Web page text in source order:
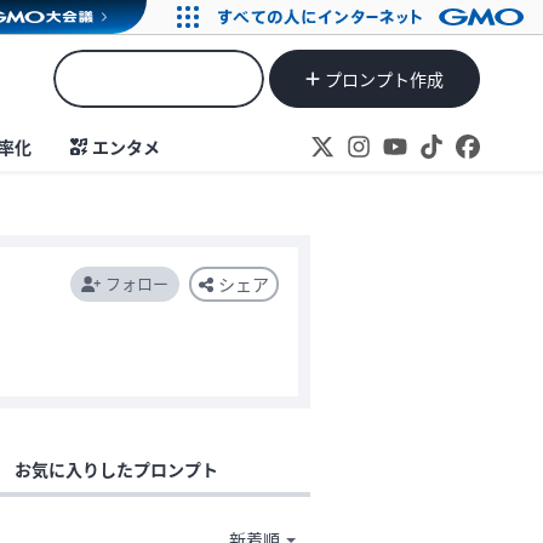
プロンプト作成
化 エンタメ
フォロー シェア
お気に入りしたプロンプト